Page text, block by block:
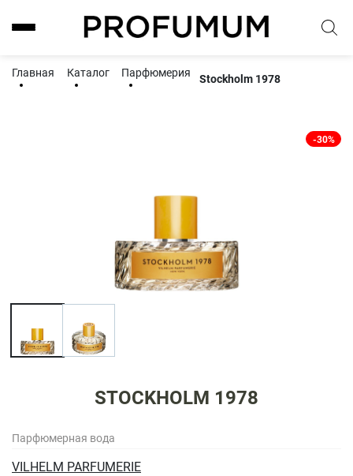
Главная Каталог Парфюмерия Stockholm 1978
-30%
STOCKHOLM 1978
Парфюмерная вода
VILHELM PARFUMERIE